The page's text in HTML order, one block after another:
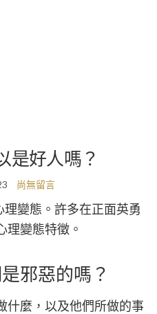
是好人嗎？
尚無留言
理變態。許多在正面英勇
理變態特徵。
邪惡的嗎？
什麼，以及他們所做的事